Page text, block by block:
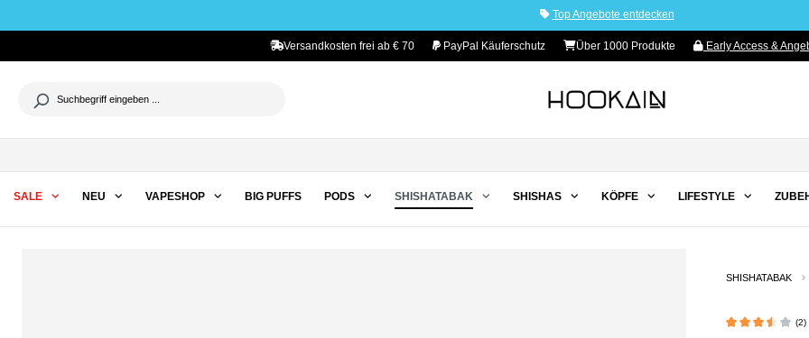
Top Angebote entdecken
Versandkosten frei ab € 70 PayPal Käuferschutz Über 1000 Produkte Early Access &
SALE NEU VAPESHOP BIG PUFFS PODS SHISHATABAK SHISHAS KÖPFE LIFESTYLE
SHISHATABAK
(2)